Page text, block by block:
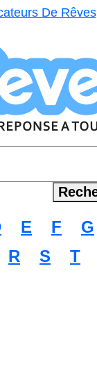
De Rêves
E F G
R S T